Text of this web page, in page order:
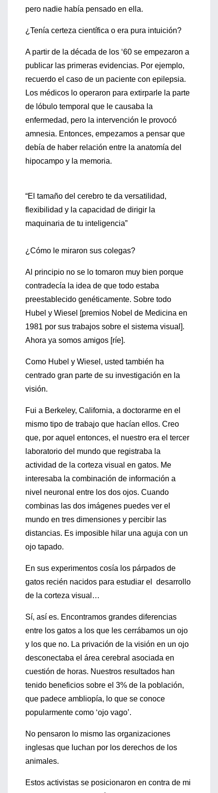
pero nadie había pensado en ella.
¿Tenía certeza científica o era pura intuición?
A partir de la década de los ‘60 se empezaron a
publicar las primeras evidencias. Por ejemplo,
recuerdo el caso de un paciente con epilepsia.
Los médicos lo operaron para extirparle la parte
de lóbulo temporal que le causaba la
enfermedad, pero la intervención le provocó
amnesia. Entonces, empezamos a pensar que
debía de haber relación entre la anatomía del
hipocampo y la memoria.
“El tamaño del cerebro te da versatilidad,
flexibilidad y la capacidad de dirigir la
maquinaria de tu inteligencia”
¿Cómo le miraron sus colegas?
Al principio no se lo tomaron muy bien porque
contradecía la idea de que todo estaba
preestablecido genéticamente. Sobre todo
Hubel y Wiesel [premios Nobel de Medicina en
1981 por sus trabajos sobre el sistema visual].
Ahora ya somos amigos [ríe].
Como Hubel y Wiesel, usted también ha
centrado gran parte de su investigación en la
visión.
Fui a Berkeley, California, a doctorarme en el
mismo tipo de trabajo que hacían ellos. Creo
que, por aquel entonces, el nuestro era el tercer
laboratorio del mundo que registraba la
actividad de la corteza visual en gatos. Me
interesaba la combinación de información a
nivel neuronal entre los dos ojos. Cuando
combinas las dos imágenes puedes ver el
mundo en tres dimensiones y percibir las
distancias. Es imposible hilar una aguja con un
ojo tapado.
En sus experimentos cosía los párpados de
gatos recién nacidos para estudiar el desarrollo
de la corteza visual…
Sí, así es. Encontramos grandes diferencias
entre los gatos a los que les cerrábamos un ojo
y los que no. La privación de la visión en un ojo
desconectaba el área cerebral asociada en
cuestión de horas. Nuestros resultados han
tenido beneficios sobre el 3% de la población,
que padece ambliopía, lo que se conoce
popularmente como ‘ojo vago’.
No pensaron lo mismo las organizaciones
inglesas que luchan por los derechos de los
animales.
Estos activistas se posicionaron en contra de mi